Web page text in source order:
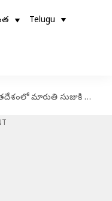
Telugu
సుజుకి ఫ్రాంక్స్ లాంటి ఇతర ఇంధన సమర్థవంతమైన కార్లు